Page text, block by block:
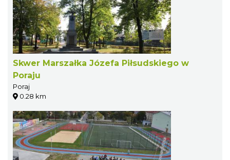
Skwer Marszałka Józefa Piłsudskiego w
Poraju
Poraj
0.28 km